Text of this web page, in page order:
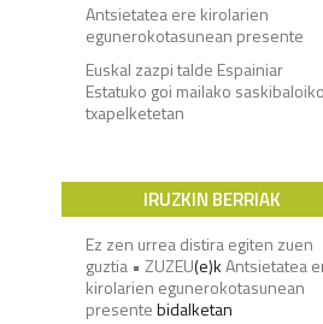
Antsietatea ere kirolarien
egunerokotasunean presente
Euskal zazpi talde Espainiar
Estatuko goi mailako saskibaloiko
txapelketetan
IRUZKIN BERRIAK
Ez zen urrea distira egiten zuen
guztia • ZUZEU(e)kAntsietatea
kirolarien egunerokotasunean
presentebidalketan